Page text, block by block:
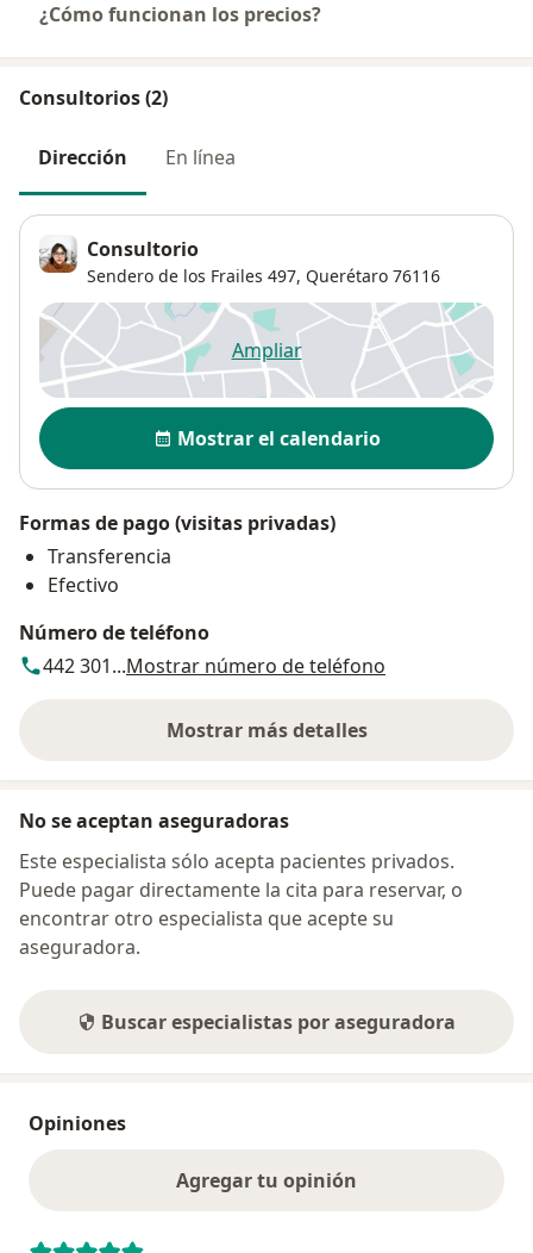
¿Cómo funcionan los precios?
Consultorios (2)
Dirección En línea
Consultorio
Sendero de los Frailes 497, Querétaro 76116
Ampliarse abre en una nueva
Disponibilidad
Mostrar el calendario
Formas de pago (visitas privadas)
Transferencia
Efectivo
Número de teléfono
442 301...Mostrar número de teléfono
Mostrar más detalles
sobre la dirección
No se aceptan aseguradoras
Este especialista sólo acepta pacientes privados.
Puede pagar directamente la cita para reservar, o
encontrar otro especialista que acepte su
aseguradora.
Buscar especialistas por aseguradora
Opiniones
Agregar tu opinión